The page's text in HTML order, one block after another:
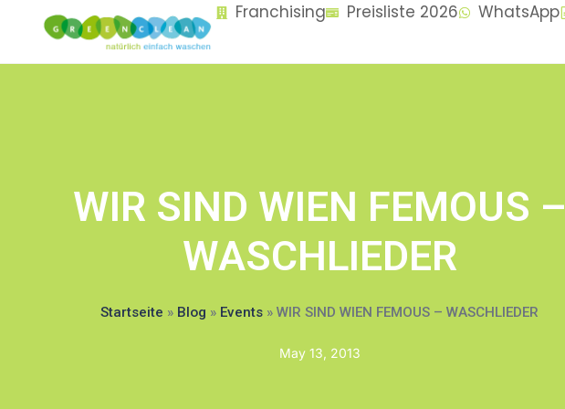
content Franchising Preisliste 2026 WhatsApp
WIR SIND WIEN FEMOUS –
WASCHLIEDER
Startseite » Blog » Events » WIR SIND WIEN FEMOUS – WASCHLIEDER
May 13, 2013